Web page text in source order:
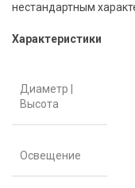
нестандартным
Характеристики
Диаметр |
Высота
Освещение